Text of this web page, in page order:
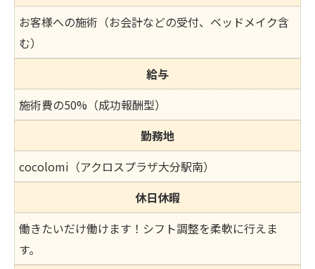
お客様への施術（お会計などの受付、ベッドメイク含
む）
給与
施術費の50%（成功報酬型）
勤務地
cocolomi（アクロスプラザ大分駅南）
休日休暇
働きたいだけ働けます！シフト調整を柔軟に行えま
す。